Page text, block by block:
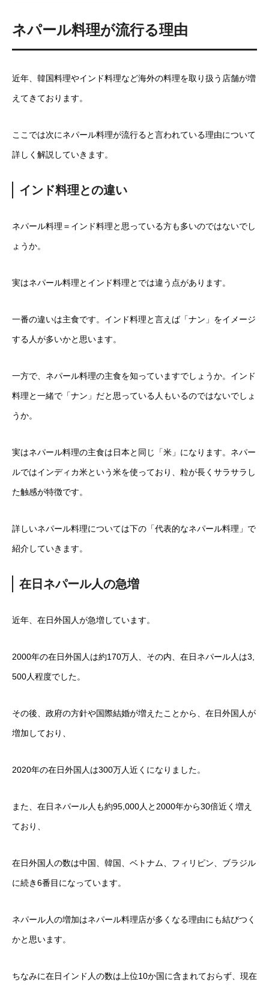
ネパール料理が流行る理由
近年、韓国料理やインド料理など海外の料理を取り扱う店舗が増
えてきております。
ここでは次にネパール料理が流行ると言われている理由について
詳しく解説していきます。
インド料理との違い
ネパール料理＝インド料理と思っている方も多いのではないでし
ょうか。
実はネパール料理とインド料理とでは違う点があります。
一番の違いは主食です。インド料理と言えば「ナン」をイメージ
する人が多いかと思います。
一方で、ネパール料理の主食を知っていますでしょうか。インド
料理と一緒で「ナン」だと思っている人もいるのではないでしょ
うか。
実はネパール料理の主食は日本と同じ「米」になります。ネパー
ルではインディカ米という米を使っており、粒が長くサラサラし
た触感が特徴です。
詳しいネパール料理については下の「代表的なネパール料理」で
紹介していきます。
在日ネパール人の急増
近年、在日外国人が急増しています。
2000年の在日外国人は約170万人、その内、在日ネパール人は3,
500人程度でした。
その後、政府の方針や国際結婚が増えたことから、在日外国人が
増加しており、
2020年の在日外国人は300万人近くになりました。
また、在日ネパール人も約95,000人と2000年から30倍近く増え
ており、
在日外国人の数は中国、韓国、ベトナム、フィリピン、ブラジル
に続き6番目になっています。
ネパール人の増加はネパール料理店が多くなる理由にも結びつく
かと思います。
ちなみに在日インド人の数は上位10か国に含まれておらず、現在